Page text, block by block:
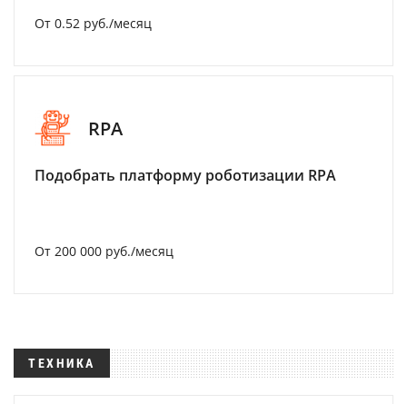
От 0.52 руб./месяц
RPA
Подобрать платформу роботизации RPA
От 200 000 руб./месяц
ТЕХНИКА